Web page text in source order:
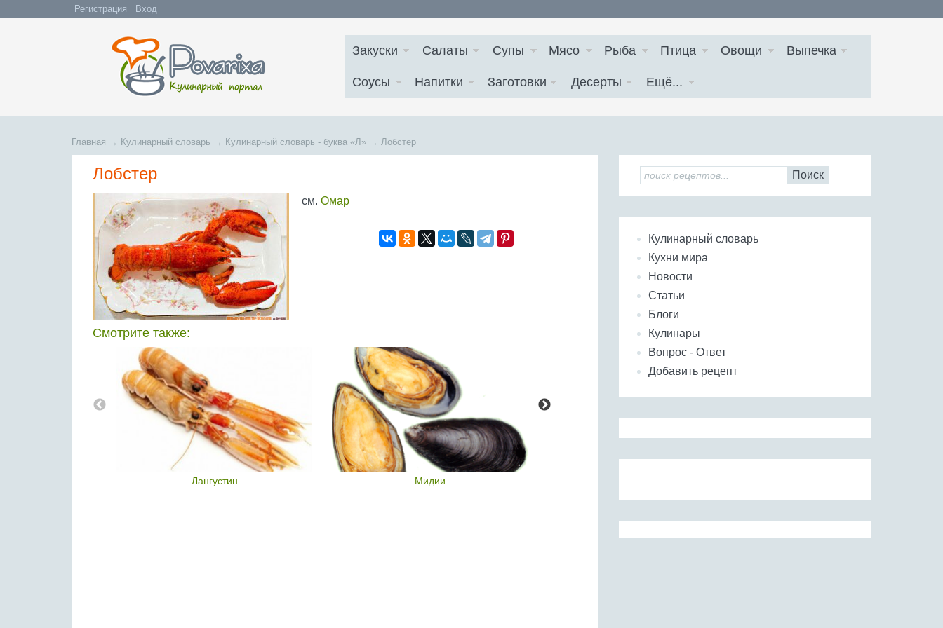
Регистрация Вход
Закуски Салаты Супы Мясо Рыба Птица Овощи Выпечка
Соусы Напитки Заготовки Десерты Ещё...
Главная → Кулинарный словарь → Кулинарный словарь - буква «Л» → Лобстер
Лобстер
см. Омар
Смотрите также:
Лангустин Мидии
Поиск
Кулинарный словарь
Кухни мира
Новости
Статьи
Блоги
Кулинары
Вопрос - Ответ
Добавить рецепт